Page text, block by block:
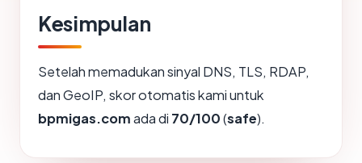
Kesimpulan
Setelah memadukan sinyal DNS, TLS, RDAP,
dan GeoIP, skor otomatis kami untuk
bpmigas.comada di 70/100(safe).